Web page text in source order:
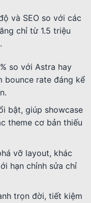
và SEO so với các
chỉ từ 1.5 triệu
so với Astra hay
bounce rate đáng kể
bật, giúp showcase
theme cơ bản thiếu
vỡ layout, khác
hạn chỉnh sửa chỉ
trọn đời, tiết kiệm